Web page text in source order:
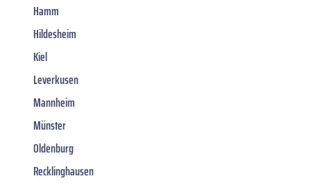
Hamm
Hildesheim
Kiel
Leverkusen
Mannheim
Münster
Oldenburg
Recklinghausen